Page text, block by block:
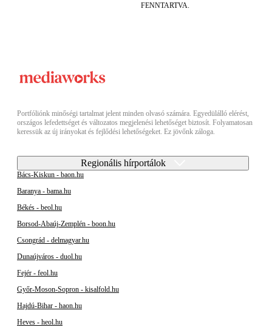
FENNTARTVA.
Portfóliónk minőségi tartalmat jelent minden olvasó számára. Egyedülálló elérést,
országos lefedettséget és változatos megjelenési lehetőséget biztosít. Folyamatosan
keressük az új irányokat és fejlődési lehetőségeket. Ez jövőnk záloga.
Regionális hírportálok
Bács-Kiskun - baon.hu
Baranya - bama.hu
Békés - beol.hu
Borsod-Abaúj-Zemplén - boon.hu
Csongrád - delmagyar.hu
Dunaújváros - duol.hu
Fejér - feol.hu
Győr-Moson-Sopron - kisalfold.hu
Hajdú-Bihar - haon.hu
Heves - heol.hu